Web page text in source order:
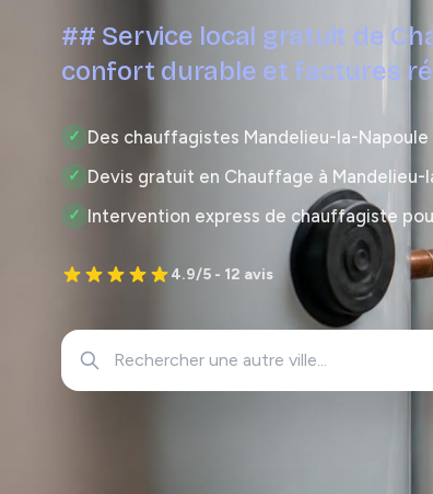
## Service local gratuit de
confort durable et factures
✓ Des chauffagistes Mandelieu-la-
✓ Devis gratuit en Chauffage à Mandelieu-
✓ Intervention express de chauffagiste
4.9/5 - 12 avis